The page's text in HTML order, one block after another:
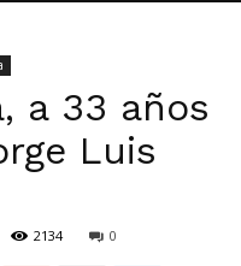
a 33 años
Luis
2134 0